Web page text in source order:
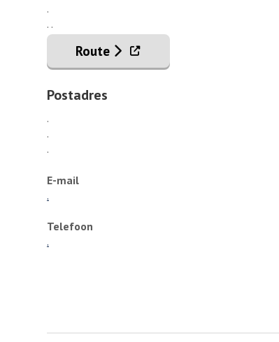
.
. .
Route . Externe link
Postadres
.
.
.
E-mail
.
Telefoon
.